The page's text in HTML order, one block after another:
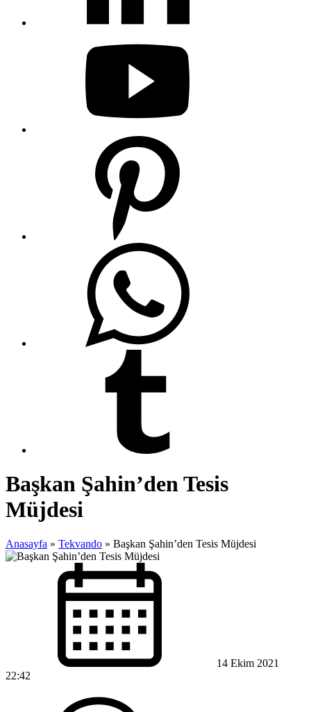
Başkan Şahin’den Tesis
Müjdesi
Anasayfa » Tekvando » Başkan Şahin’den Tesis Müjdesi
14 Ekim 2021
22:42